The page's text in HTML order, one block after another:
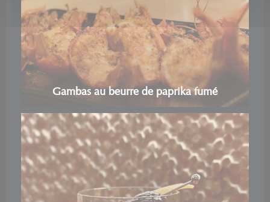
Gambas au beurre de paprika fumé